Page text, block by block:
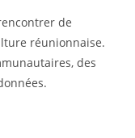
de
réunionnaise.
des